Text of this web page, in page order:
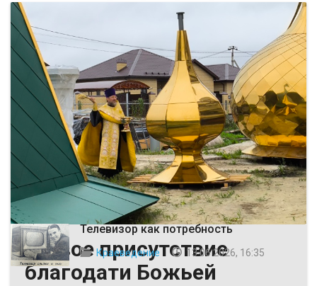
Живое присутствие
благодати Божьей
ВЫБОР РЕДАКЦИИ
Телевизор как потребность
Краеведение 13 06 2026, 16:35